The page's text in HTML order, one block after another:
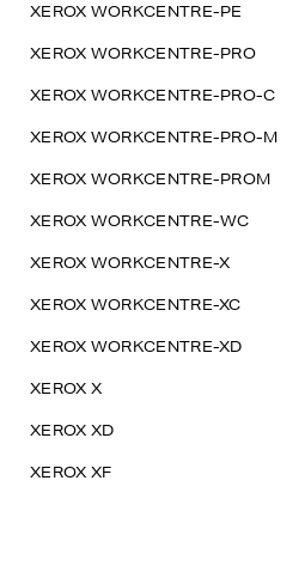
XEROX WORKCENTRE-PE
XEROX WORKCENTRE-PRO
XEROX WORKCENTRE-PRO-C
XEROX WORKCENTRE-PRO-M
XEROX WORKCENTRE-PROM
XEROX WORKCENTRE-WC
XEROX WORKCENTRE-X
XEROX WORKCENTRE-XC
XEROX WORKCENTRE-XD
XEROX X
XEROX XD
XEROX XF